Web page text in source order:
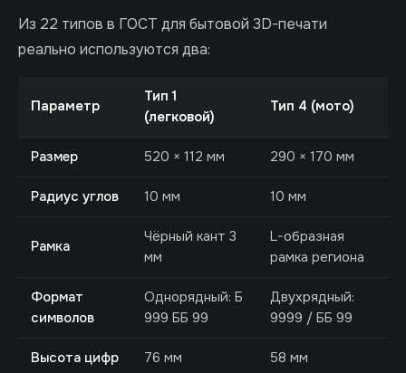
Из 22 типов в ГОСТ для бытовой 3D-печати
реально используются два:
Параметр
Тип 1
(легковой)
Тип 4 (мото)
Размер 520 × 112 мм 290 × 170 мм
Радиус углов 10 мм 10 мм
Рамка
Чёрный кант 3
мм
L-образная
рамка региона
Формат
символов
Однорядный: Б
999 ББ 99
Двухрядный:
9999 / ББ 99
Высота цифр 76 мм 58 мм